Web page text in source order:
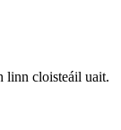
linn cloisteáil uait.